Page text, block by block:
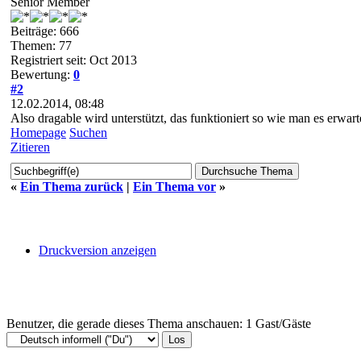
Beiträge: 666
Themen: 77
Registriert seit: Oct 2013
Bewertung: 0
#2
12.02.2014, 08:48
Also dragable wird unterstützt, das funktioniert so wie man es
Homepage Suchen
Zitieren
« Ein Thema zurück | Ein Thema vor »
Druckversion anzeigen
Benutzer, die gerade dieses Thema anschauen: 1 Gast/Gäste